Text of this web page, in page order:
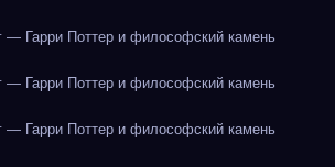
— Гарри Поттер и философский камень
— Гарри Поттер и философский камень
— Гарри Поттер и философский камень